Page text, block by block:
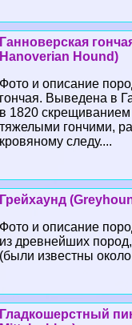
Ганноверская
Hanoverian Hound)
Фото и описание
гончая. Выведена в
в 1820 скрещиванием
тяжелыми гончими,
кровяному следу....
Грейхаунд
Фото и описание
из древнейших
(были известны
Гладкошерстный